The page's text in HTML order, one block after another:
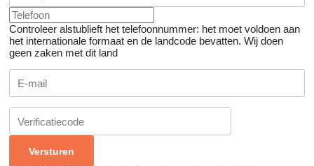
Controleer alstublieft het telefoonnummer: het moet voldoen aan
het internationale formaat en de landcode bevatten. Wij doen
geen zaken met dit land